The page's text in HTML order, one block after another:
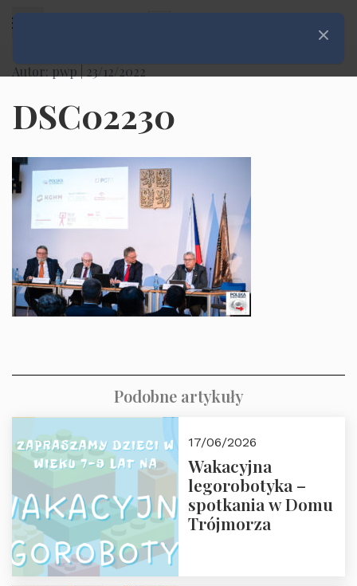
Autor: pwp | 23/12/2022
DSC02230
Podobne artykuły
17/06/2026
Wakacyjna
legorobotyka –
spotkania w Domu
Trójmorza
Zamknij